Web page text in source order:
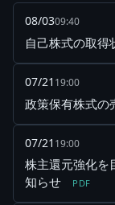
08/0309:40
自己株式の取得
07/21 19:00
政策保有株式の
07/21 19:00
株主還元強化を
知らせ
PDF